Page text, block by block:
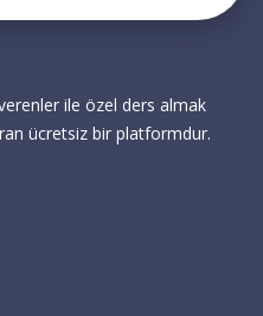
ile özel ders almak
ücretsiz bir platformdur.